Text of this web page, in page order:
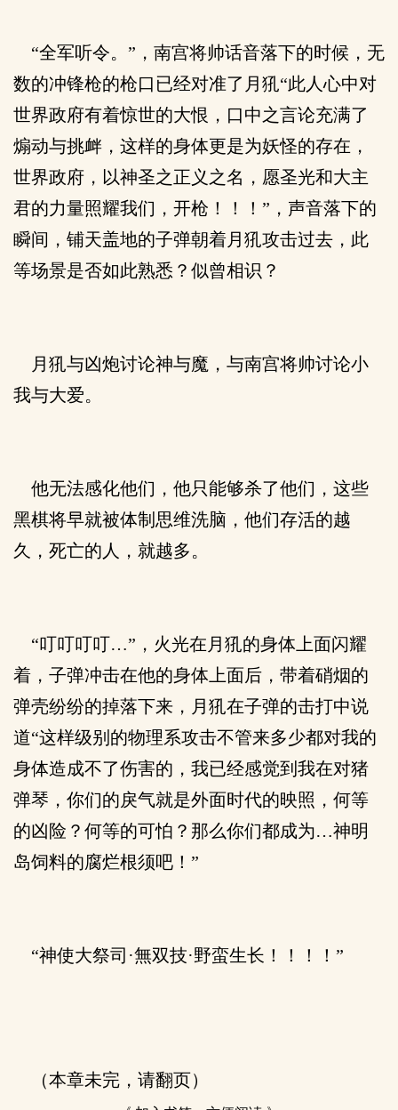
“全军听令。”，南宫将帅话音落下的时候，无
数的冲锋枪的枪口已经对准了月犼“此人心中对
世界政府有着惊世的大恨，口中之言论充满了
煽动与挑衅，这样的身体更是为妖怪的存在，
世界政府，以神圣之正义之名，愿圣光和大主
君的力量照耀我们，开枪！！！”，声音落下的
瞬间，铺天盖地的子弹朝着月犼攻击过去，此
等场景是否如此熟悉？似曾相识？
月犼与凶炮讨论神与魔，与南宫将帅讨论小
我与大爱。
他无法感化他们，他只能够杀了他们，这些
黑棋将早就被体制思维洗脑，他们存活的越
久，死亡的人，就越多。
“叮叮叮叮…”，火光在月犼的身体上面闪耀
着，子弹冲击在他的身体上面后，带着硝烟的
弹壳纷纷的掉落下来，月犼在子弹的击打中说
道“这样级别的物理系攻击不管来多少都对我的
身体造成不了伤害的，我已经感觉到我在对猪
弹琴，你们的戾气就是外面时代的映照，何等
的凶险？何等的可怕？那么你们都成为…神明
岛饲料的腐烂根须吧！”
“神使大祭司·無双技·野蛮生长！！！！”
（本章未完，请翻页）